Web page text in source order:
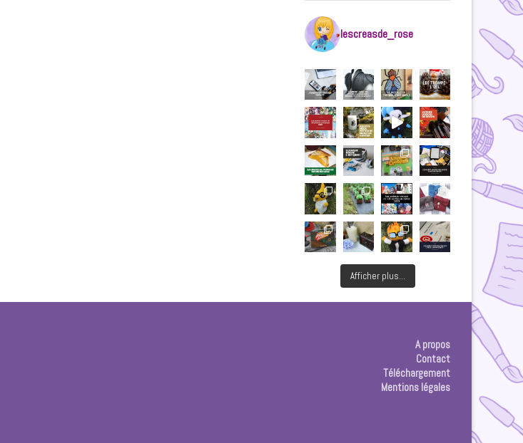
lescreasde_rose
Afficher plus...
A propos
Contact
Téléchargement
Mentions légales